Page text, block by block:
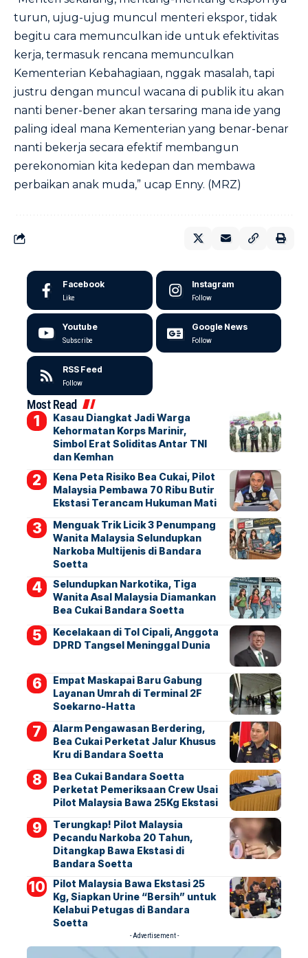
turun, ujug-ujug muncul menteri ekspor, tidak
begitu cara memunculkan ide untuk efektivitas
kerja, termasuk rencana memunculkan
Kementerian Kebahagiaan, nggak masalah, tapi
justru dengan muncul wacana di publik itu akan
nanti bener-bener akan tersaring mana ide yang
paling ideal mana Kementerian yang benar-benar
nanti bekerja secara efektif membangun
perekonomian kita kedepan dan membawa
perbaikan anak muda,” ucap Enny. (MRZ)
Facebook
Like
Instagram
Follow
Youtube
Subscribe
Google News
Follow
RSS Feed
Follow
Most Read
Kasau Diangkat Jadi Warga
Kehormatan Korps Marinir,
Simbol Erat Soliditas Antar TNI
dan Kemhan
Kena Peta Risiko Bea Cukai, Pilot
Malaysia Pembawa 70 Ribu Butir
Ekstasi Terancam Hukuman Mati
Menguak Trik Licik 3 Penumpang
Wanita Malaysia Selundupkan
Narkoba Multijenis di Bandara
Soetta
Selundupkan Narkotika, Tiga
Wanita Asal Malaysia Diamankan
Bea Cukai Bandara Soetta
Kecelakaan di Tol Cipali, Anggota
DPRD Tangsel Meninggal Dunia
Empat Maskapai Baru Gabung
Layanan Umrah di Terminal 2F
Soekarno-Hatta
Alarm Pengawasan Berdering,
Bea Cukai Perketat Jalur Khusus
Kru di Bandara Soetta
Bea Cukai Bandara Soetta
Perketat Pemeriksaan Crew Usai
Pilot Malaysia Bawa 25Kg Ekstasi
Terungkap! Pilot Malaysia
Pecandu Narkoba 20 Tahun,
Ditangkap Bawa Ekstasi di
Bandara Soetta
Pilot Malaysia Bawa Ekstasi 25
Kg, Siapkan Urine “Bersih” untuk
Kelabui Petugas di Bandara
Soetta
- Advertisement -